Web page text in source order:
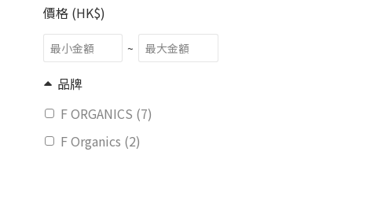
價格 (HK$)
~
品牌
F ORGANICS (7)
F Organics (2)